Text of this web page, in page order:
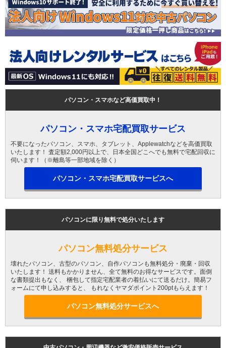
パソコン・スマホなど高価買取中！
パソコン・スマホ宅配買取サービス
不要になったパソコン、スマホ、タブレット、Applewatchなどを高価買取
いたします！ 査定額2,000円以上で、日本全国どこへでも無料で宅配回収に
伺います！（※離島等一部地域を除く）
パソコン・スマホ宅配買取サービスへ
パソコンに限り無料で処分いたします
パソコン無料処分サービス
壊れたパソコン、古型のパソコン、自作パソコンも無料処分・廃棄・回収
いたします！ 送料もかかりません、全て無料のお得なサービスです。面倒
な書類提出もなく、 梱包して指定宅配業者の着払いにて送るだけ。簡易フ
ォームにて申し込みすると、 もれなくヤマダポイント200ptもらえます！
パソコン無料処分サービスへ